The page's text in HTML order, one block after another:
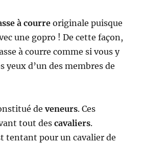
à courre originale puisque
une gopro ! De cette façon,
à courre comme si vous y
yeux d’un des membres de
deveneurs. Ces
tout descavaliers.
tentant pour un cavalier de